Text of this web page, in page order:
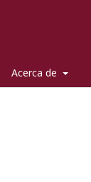
Acerca de